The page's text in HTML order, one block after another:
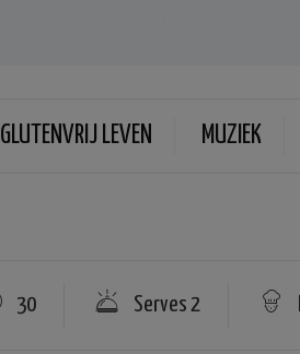
GLUTENVRIJ LEVEN MUZIEK
30 Serves 2